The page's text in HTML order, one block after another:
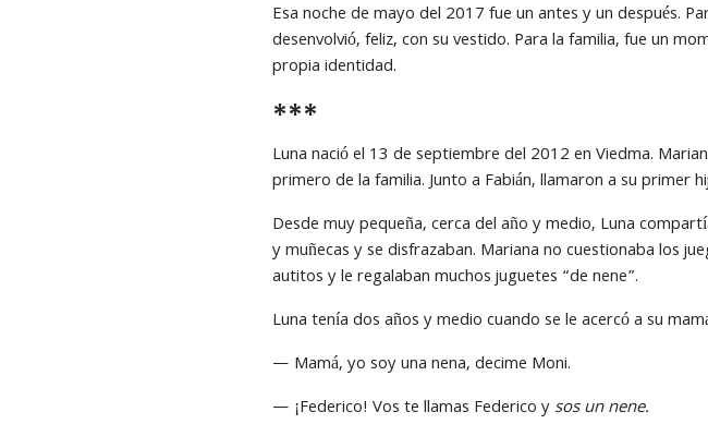
Esa noche de mayo del 2017 fue un antes y un después.
desenvolvió, feliz, con su vestido. Para la familia, fue un
propia identidad.
***
Luna nació el 13 de septiembre del 2012 en Viedma.
primero de la familia. Junto a Fabián, llamaron a su primer
Desde muy pequeña, cerca del año y medio, Luna
y muñecas y se disfrazaban. Mariana no cuestionaba los
autitos y le regalaban muchos juguetes “de nene”.
Luna tenía dos años y medio cuando se le acercó a su
— Mamá, yo soy una nena, decime Moni.
— ¡Federico! Vos te llamas Federico ysos un nene.